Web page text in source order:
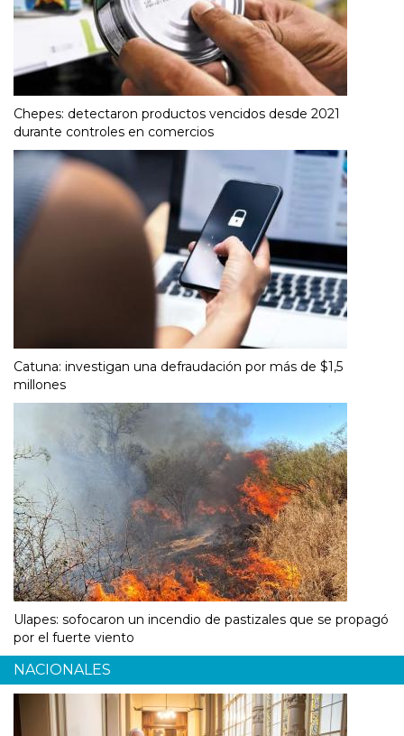
Chepes: detectaron productos vencidos desde 2021
durante controles en comercios
Catuna: investigan una defraudación por más de $1,5
millones
Ulapes: sofocaron un incendio de pastizales que se propagó
por el fuerte viento
NACIONALES